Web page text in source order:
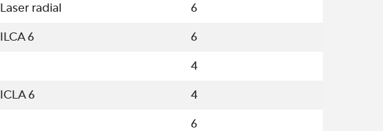
Laser radial 6
ILCA 6 6
4
ICLA 6 4
6